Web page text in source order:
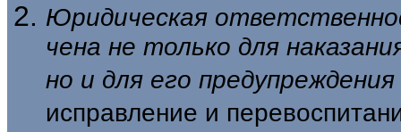
Юридическая
чена не только для
но и для его
исправле­ние и